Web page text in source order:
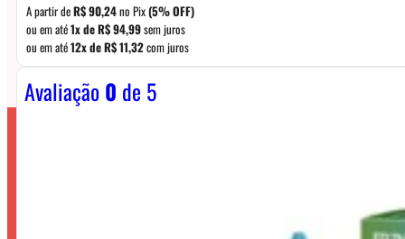
A partir deR$90,24no Pix(5% OFF)
ou em até1x deR$94,99sem juros
ou em até12x deR$11,32com juros
Avaliação0 de 5